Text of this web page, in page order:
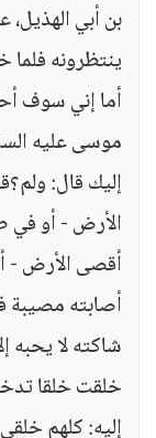
بن أبي
ينتظرونه فلما
أما إني سوف
موسى عليه
إليك قال:
الأرض - أو
أقصى الأرض -
أصابته مصيبة
شاكته لا يحبه
خلقت خلقا
إليه: كلهم